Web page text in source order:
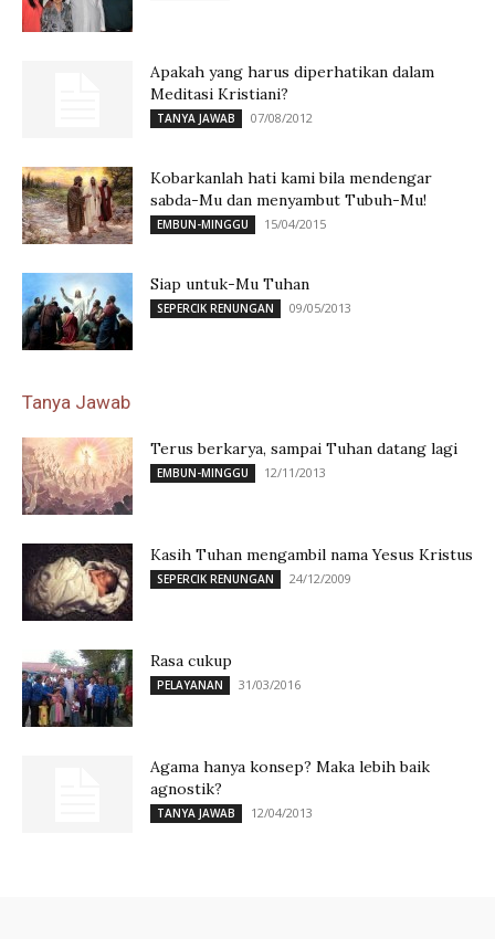
Apakah yang harus diperhatikan dalam
Meditasi Kristiani?
TANYA JAWAB 07/08/2012
Kobarkanlah hati kami bila mendengar
sabda-Mu dan menyambut Tubuh-Mu!
EMBUN-MINGGU 15/04/2015
Siap untuk-Mu Tuhan
SEPERCIK RENUNGAN 09/05/2013
Tanya Jawab
Terus berkarya, sampai Tuhan datang lagi
EMBUN-MINGGU 12/11/2013
Kasih Tuhan mengambil nama Yesus Kristus
SEPERCIK RENUNGAN 24/12/2009
Rasa cukup
PELAYANAN 31/03/2016
Agama hanya konsep? Maka lebih baik
agnostik?
TANYA JAWAB 12/04/2013